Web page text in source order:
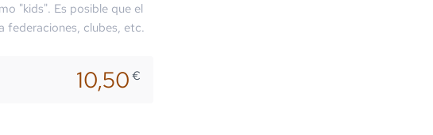
"kids". Es posible que el
federaciones, clubes, etc.
10,50€